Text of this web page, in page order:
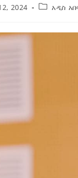
ስኬቶች
2ኛው የአዲስ ሚዲያ
2024 አዲስ